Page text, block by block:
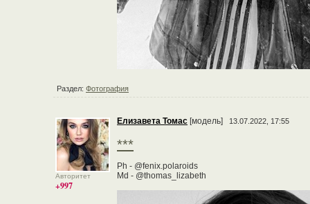
Раздел: Фотография
Авторитет
+997
Елизавета Томас [модель] 13.07.2022, 17:55
***
Ph - @fenix.polaroids
Md - @thomas_lizabeth